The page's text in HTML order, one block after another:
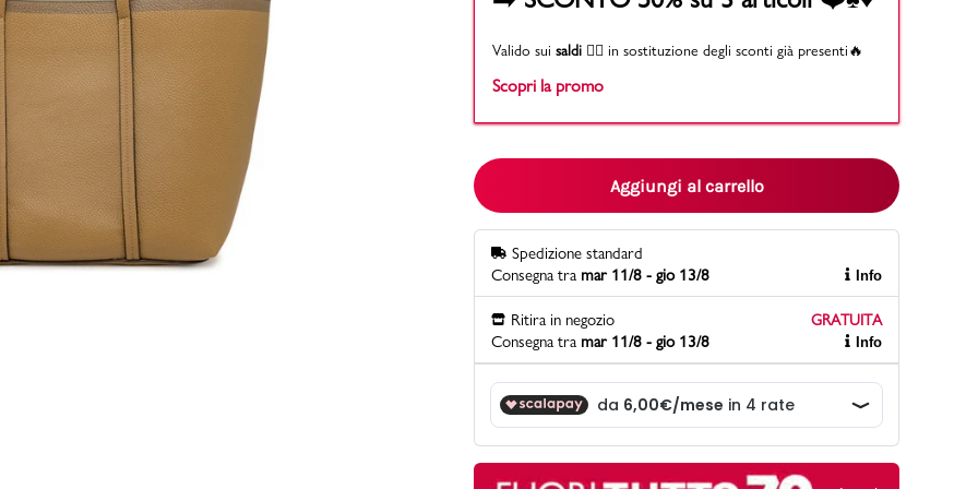
la guida
PittaRosso
Back to School 2026: la guida definitiva per il
rientro a scuola
PittaRosso
divertenti con le calzature
Valido sui saldi 👉🏻 in sostituzione degli sconti già presenti🔥
Scopri la promo
Aggiungi al carrello
Spedizione standard
Consegna tra mar 11/8 - gio 13/8 Info
Ritira in negozio
GRATUITA
Consegna tra mar 11/8 - gio 13/8 Info